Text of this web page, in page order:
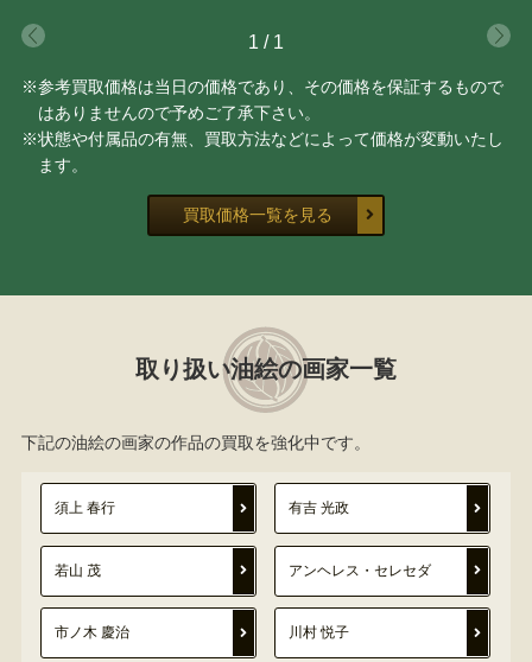
1 / 1
※参考買取価格は当日の価格であり、その価格を保証するもので
はありませんので予めご了承下さい。
※状態や付属品の有無、買取方法などによって価格が変動いたし
ます。
買取価格一覧を見る
取り扱い油絵の画家一覧
下記の油絵の画家の作品の買取を強化中です。
須上 春行 有吉 光政
若山 茂 アンヘレス・セレセダ
市ノ木 慶治 川村 悦子